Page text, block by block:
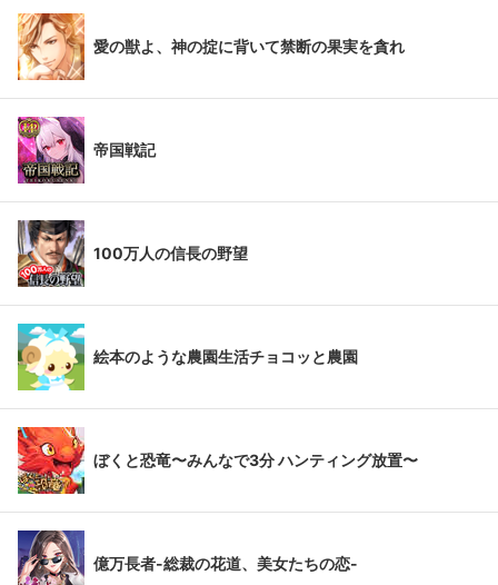
愛の獣よ、神の掟に背いて禁断の果実を貪れ
帝国戦記
100万人の信長の野望
絵本のような農園生活チョコッと農園
ぼくと恐竜〜みんなで3分 ハンティング放置〜
億万長者-総裁の花道、美女たちの恋-